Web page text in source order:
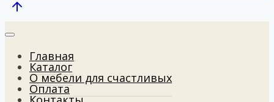
Главная
Каталог
О мебели для счастливых
Оплата